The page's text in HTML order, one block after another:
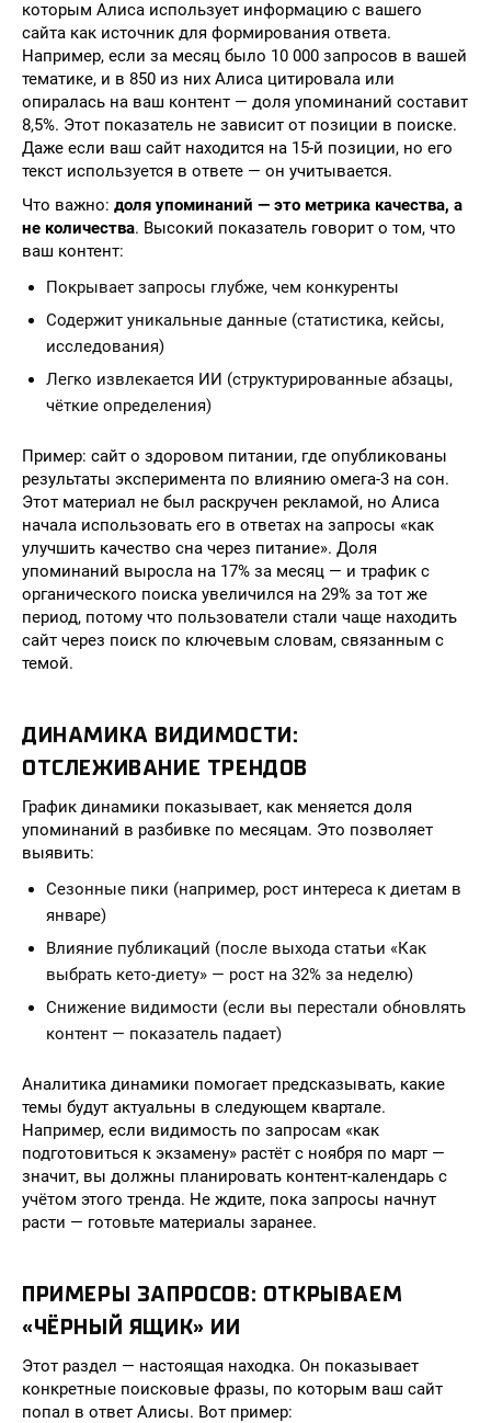
которым Алиса использует информацию с вашего
сайта как источник для формирования ответа.
Например, если за месяц было 10 000 запросов в вашей
тематике, и в 850 из них Алиса цитировала или
опиралась на ваш контент — доля упоминаний составит
8,5%. Этот показатель не зависит от позиции в поиске.
Даже если ваш сайт находится на 15-й позиции, но его
текст используется в ответе — он учитывается.
Что важно: доля упоминаний — это метрика качества, а
не количества. Высокий показатель говорит о том, что
ваш контент:
Покрывает запросы глубже, чем конкуренты
Содержит уникальные данные (статистика, кейсы,
исследования)
Легко извлекается ИИ (структурированные абзацы,
чёткие определения)
Пример: сайт о здоровом питании, где опубликованы
результаты эксперимента по влиянию омега-3 на сон.
Этот материал не был раскручен рекламой, но Алиса
начала использовать его в ответах на запросы «как
улучшить качество сна через питание». Доля
упоминаний выросла на 17% за месяц — и трафик с
органического поиска увеличился на 29% за тот же
период, потому что пользователи стали чаще находить
сайт через поиск по ключевым словам, связанным с
темой.
ДИНАМИКА ВИДИМОСТИ:
ОТСЛЕЖИВАНИЕ ТРЕНДОВ
График динамики показывает, как меняется доля
упоминаний в разбивке по месяцам. Это позволяет
выявить:
Сезонные пики (например, рост интереса к диетам в
январе)
Влияние публикаций (после выхода статьи «Как
выбрать кето-диету» — рост на 32% за неделю)
Снижение видимости (если вы перестали обновлять
контент — показатель падает)
Аналитика динамики помогает предсказывать, какие
темы будут актуальны в следующем квартале.
Например, если видимость по запросам «как
подготовиться к экзамену» растёт с ноября по март —
значит, вы должны планировать контент-календарь с
учётом этого тренда. Не ждите, пока запросы начнут
расти — готовьте материалы заранее.
ПРИМЕРЫ ЗАПРОСОВ: ОТКРЫВАЕМ
«ЧЁРНЫЙ ЯЩИК» ИИ
Этот раздел — настоящая находка. Он показывает
конкретные поисковые фразы, по которым ваш сайт
попал в ответ Алисы. Вот пример: